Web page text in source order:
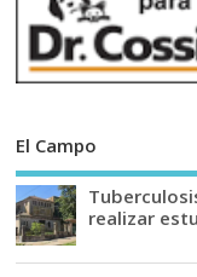
El Campo
realizar